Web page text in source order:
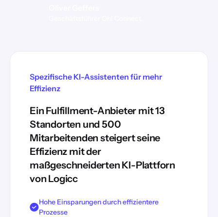
Spezifische KI-Assistenten für mehr
Effizienz
Ein Fulfillment-Anbieter mit 13
Standorten und 500
Mitarbeitenden steigert seine
Effizienz mit der
maßgeschneiderten KI-Plattforn
von Logicc
Hohe Einsparungen durch effizientere
Prozesse